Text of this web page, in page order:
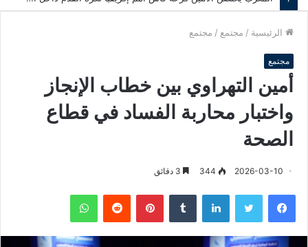
الرئيسية / مجتمع / مجتمع
مجتمع
أمين التهراوي بين خطاب الإنجاز
واختبار محاربة الفساد في قطاع
الصحة
2026-03-10
344
فيسبوك لينكدإن بينتيريست